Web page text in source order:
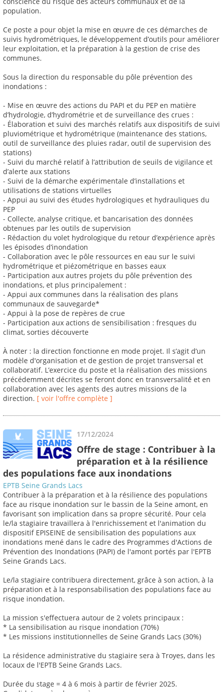
population.
Ce poste a pour objet la mise en œuvre de ces démarches de
suivis hydrométriques, le développement d’outils pour améliorer
leur exploitation, et la préparation à la gestion de crise des
communes.
Sous la direction du responsable du pôle prévention des
inondations :
- Mise en œuvre des actions du PAPI et du PEP en matière
d’hydrologie, d’hydrométrie et de surveillance des crues :
- Élaboration et suivi des marchés relatifs aux dispositifs de suivi
pluviométrique et hydrométrique (maintenance des stations,
outil de surveillance des pluies radar, outil de supervision des
stations)
- Suivi du marché relatif à l’attribution de seuils de vigilance et
d’alerte aux stations
- Suivi de la démarche expérimentale d’installations et
utilisations de stations virtuelles
- Appui au suivi des études hydrologiques et hydrauliques du
PEP
- Collecte, analyse critique, et bancarisation des données
obtenues par les outils de supervision
- Rédaction du volet hydrologique du retour d’expérience après
les épisodes d’inondation
- Collaboration avec le pôle ressources en eau sur le suivi
hydrométrique et piézométrique en basses eaux
- Participation aux autres projets du pôle prévention des
inondations, et plus principalement :
- Appui aux communes dans la réalisation des plans
communaux de sauvegarde*
- Appui à la pose de repères de crue
- Participation aux actions de sensibilisation : fresques du
climat, sorties découverte
À noter : la direction fonctionne en mode projet. Il s’agit d’un
modèle d'organisation et de gestion de projet transversal et
collaboratif. L’exercice du poste et la réalisation des missions
précédemment décrites se feront donc en transversalité́ et en
collaboration avec les agents des autres missions de la
direction. [ voir l'offre complète ]
17/12/2024
Offre de stage : Contribuer à la
préparation et à la résilience
des populations face aux inondations
EPTB Seine Grands Lacs
Contribuer à la préparation et à la résilience des populations
face au risque inondation sur le bassin de la Seine amont, en
favorisant son implication dans sa propre sécurité. Pour cela
le/la stagiaire travaillera à l'enrichissement et l'animation du
dispositif EPISEINE de sensibilisation des populations aux
inondations mené dans le cadre des Programmes d'Actions de
Prévention des Inondations (PAPI) de l'amont portés par l'EPTB
Seine Grands Lacs.
Le/la stagiaire contribuera directement, grâce à son action, à la
préparation et à la responsabilisation des populations face au
risque inondation.
La mission s'effectuera autour de 2 volets principaux :
* La sensibilisation au risque inondation (70%)
* Les missions institutionnelles de Seine Grands Lacs (30%)
La résidence administrative du stagiaire sera à Troyes, dans les
locaux de l'EPTB Seine Grands Lacs.
Durée du stage = 4 à 6 mois à partir de février 2025.